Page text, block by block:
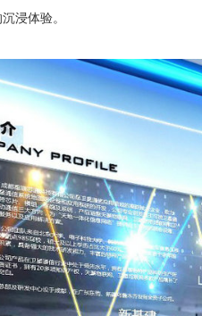
浸体验。